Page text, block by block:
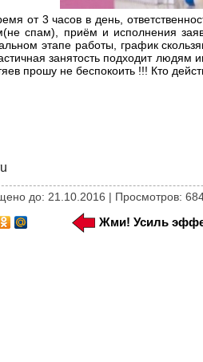
от 3 часов в день,
спам), приём и исполнения
этапе работы, график
занятость подходит
прошу не беспокоить !!! Кто
до: 21.10.2016 | Просмотров:
Жми! Усиль